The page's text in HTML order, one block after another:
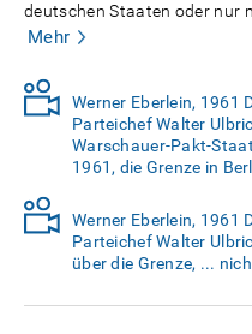
deutschen Staaten oder nur
Mehr
Werner Eberlein, 1961
Parteichef Walter
Warschauer-Pakt-
1961, die Grenze in
Werner Eberlein, 1961
Parteichef Walter
über die Grenze, ...